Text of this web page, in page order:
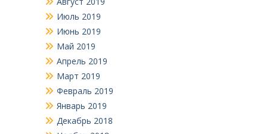
Июль 2019
Июнь 2019
Май 2019
Апрель 2019
Март 2019
Февраль 2019
Январь 2019
Декабрь 2018